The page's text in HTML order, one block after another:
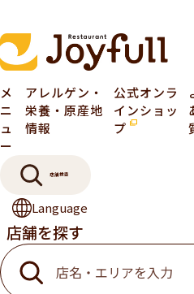
メ
ニ
ュ
ー
アレルゲン・
栄養・原産地
情報
公式オンラ
インショッ
プ
店舗検索
Language
店舗を探す